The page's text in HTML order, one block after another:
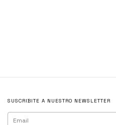
SUSCRIBITE A NUESTRO NEWSLETTER